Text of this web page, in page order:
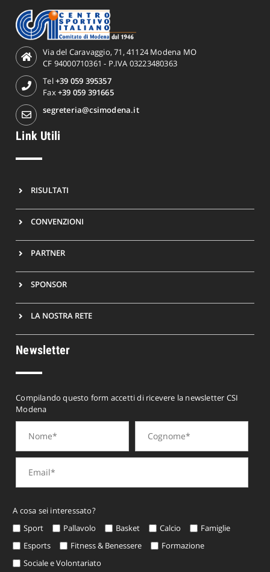
Via del Caravaggio, 71, 41124 Modena MO
CF 94000710361 - P.IVA 03223480363
Tel+39 059 395357
Fax+39 059 391665
segreteria@csimodena.it
Link Utili
RISULTATI
CONVENZIONI
PARTNER
SPONSOR
LA NOSTRA RETE
Newsletter
Compilando questo form accetti di ricevere la newsletter CSI
Modena
A cosa sei interessato?
Sport
Pallavolo Basket Calcio
Famiglie
Esports
Fitness & Benessere
Formazione
Sociale e Volontariato